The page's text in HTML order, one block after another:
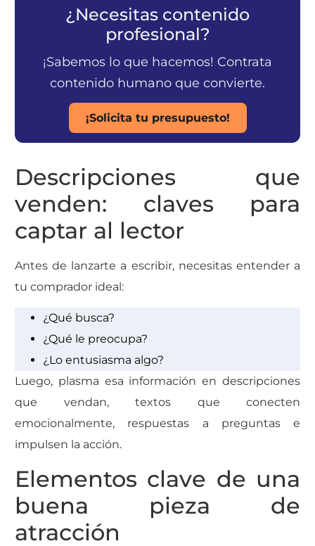
¿Necesitas contenido
profesional?
¡Sabemos lo que hacemos! Contrata
contenido humano que convierte.
¡Solicita tu presupuesto!
Descripciones que
venden: claves para
captar al lector
Antes de lanzarte a escribir, necesitas entender a
tu comprador ideal:
¿Qué busca?
¿Qué le preocupa?
¿Lo entusiasma algo?
Luego, plasma esa información en descripciones
que vendan, textos que conecten
emocionalmente, respuestas a preguntas e
impulsen la acción.
Elementos clave de una
buena pieza de
atracción